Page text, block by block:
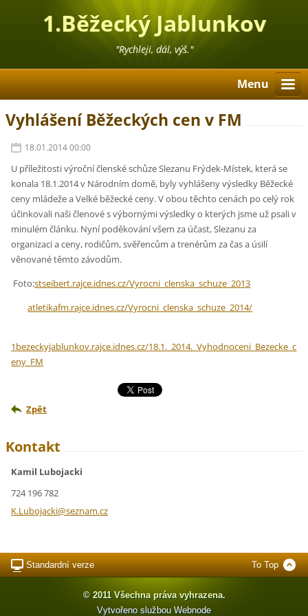
1.Běžecký Jablunkov
"Rychleji, dál, výš."
Menu
Vyhlášení Běžeckých cen v FM
18.01.2014 00:00
U příležitosti výroční členské schůze Slezanu Frýdek-Místek, která se
konala 18.1.2014 v Národním domě, byly vyhlášeny výsledky Běžecké
ceny mládeže a Velké běžecké ceny. V obou těchto cenách po celý rok
účinkovali naši členové s výbornými výsledky o kterých jsme už psali v
minulém článku. Nyní poděkování všem za účast, Slezanu za
organizaci a ceny, rodičům, svěřencům a trenérům za čas a úsilí
věnované těmto závodům.
Foto:stseibert.rajce.idnes.cz/Vyrocni_clenska_schuze_2013
atletikafm.rajce.idnes.cz/Vyrocni_clenska_schuze_2014/
1bezeckyjablunkov.rajce.idnes.cz/18.1._2014._Vyhodnoceni_Bezecke_c
eny_FM
Zpět
Kontakt
Kamil Lubojacki
724 196 782
K.Lubojacki@seznam.cz
Standardní verze To Top
© 2011 Všechna práva vyhrazena.
Vytvořeno službou Webnode